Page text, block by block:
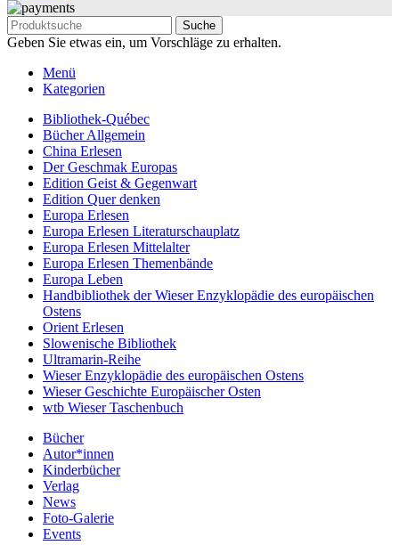
Suche
Geben Sie etwas ein, um Vorschläge zu erhalten.
Menü
Kategorien
Bibliothek-Québec
Bücher Allgemein
China Erlesen
Der Geschmak Europas
Edition Geist & Gegenwart
Edition Quer denken
Europa Erlesen
Europa Erlesen Literaturschauplatz
Europa Erlesen Mittelalter
Europa Erlesen Themenbände
Europa Leben
Handbibliothek der Wieser Enzyklopädie des europäischen
Ostens
Orient Erlesen
Slowenische Bibliothek
Ultramarin-Reihe
Wieser Enzyklopädie des europäischen Ostens
Wieser Geschichte Europäischer Osten
wtb Wieser Taschenbuch
Bücher
Autor*innen
Kinderbücher
Verlag
News
Foto-Galerie
Events